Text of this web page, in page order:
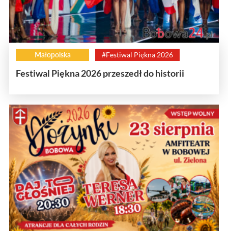
Małopolska #Festiwal Piękna 2026
Festiwal Piękna 2026 przeszedł do historii